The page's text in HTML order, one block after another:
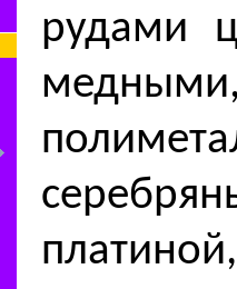
рудами